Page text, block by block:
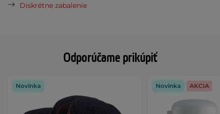
Odporúčame prikúpiť
Novinka Novinka AKCIA
Diskrétne zabalenie